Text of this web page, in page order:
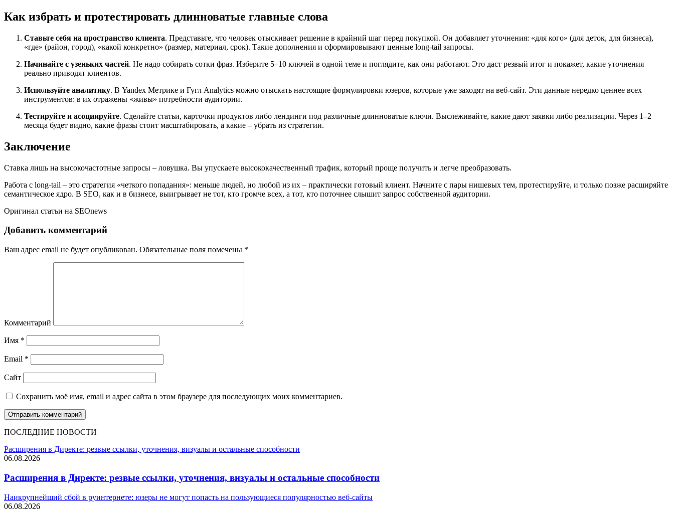
Как избрать и протестировать длинноватые главные слова
Ставьте себя на пространство клиента. Представьте, что человек отыскивает решение в крайний шаг перед покупкой. Он добавляет уточнения: «для кого» (для деток, для бизнеса),
«где» (район, город), «какой конкретно» (размер, материал, срок). Такие дополнения и сформировывают ценные long-tail запросы.
Начинайте с узеньких частей. Не надо собирать сотки фраз. Изберите 5–10 ключей в одной теме и поглядите, как они работают. Это даст резвый итог и покажет, какие уточнения
реально приводят клиентов.
Используйте аналитику. В Yandex Метрике и Гугл Analytics можно отыскать настоящие формулировки юзеров, которые уже заходят на веб-сайт. Эти данные нередко ценнее всех
инструментов: в их отражены «живы» потребности аудитории.
Тестируйте и асоциируйте. Сделайте статьи, карточки продуктов либо лендинги под различные длинноватые ключи. Выслеживайте, какие дают заявки либо реализации. Через 1–2
месяца будет видно, какие фразы стоит масштабировать, а какие – убрать из стратегии.
Заключение
Ставка лишь на высокочастотные запросы – ловушка. Вы упускаете высококачественный трафик, который проще получить и легче преобразовать.
Работа с long-tail – это стратегия «четкого попадания»: меньше людей, но любой из их – практически готовый клиент. Начните с пары нишевых тем, протестируйте, и только позже расширяйте
семантическое ядро. В SEO, как и в бизнесе, выигрывает не тот, кто громче всех, а тот, кто поточнее слышит запрос собственной аудитории.
Оригинал статьи на SEOnews
Добавить комментарий
Ваш адрес email не будет опубликован. Обязательные поля помечены *
Комментарий
Имя *
Email *
Сайт
Сохранить моё имя, email и адрес сайта в этом браузере для последующих моих комментариев.
ПОСЛЕДНИЕ НОВОСТИ
Расширения в Директе: резвые ссылки, уточнения, визуалы и остальные способности
06.08.2026
Расширения в Директе: резвые ссылки, уточнения, визуалы и остальные способности
Наикрупнейший сбой в руинтернете: юзеры не могут попасть на пользующиеся популярностью веб-сайты
06.08.2026